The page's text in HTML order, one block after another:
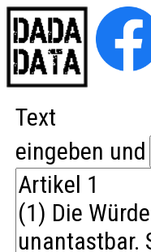
Text
eingeben und